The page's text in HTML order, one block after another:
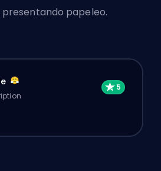
papeleo.